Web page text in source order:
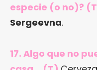
especie (o no)?
Sergeevna.
17. Algo que no